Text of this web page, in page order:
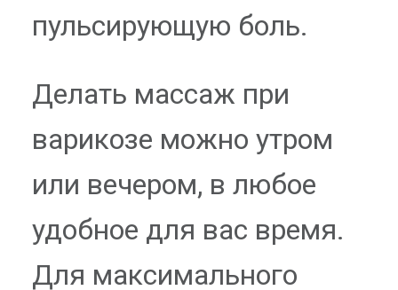
пульсирующую боль.
Делать массаж при
варикозе можно утром
или вечером, в любое
удобное для вас время.
Для максимального